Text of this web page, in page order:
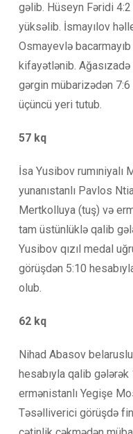
gəlib. Hüseyn Fəridi
yüksəlib. İsmayılov
Osmayevlə
kifayətlənib.
gərgin mübarizədən 7:6
üçüncü yeri tutub.
57 kq
İsa Yusibov rumıniyalı
yunanıstanlı Pavlos
Mertkolluya (tuş) və
tam üstünlüklə qalib
Yusibov qızıl medal
görüşdən 5:10
olub.
62 kq
Nihad Abasov
hesabıyla qalib
ermənistanlı Yegişe
Təsəlliverici görüşdə